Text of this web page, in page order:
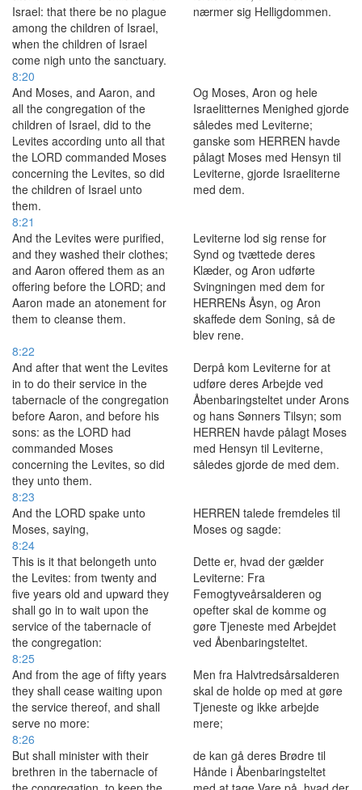
Israel: that there be no plague
among the children of Israel,
when the children of Israel
come nigh unto the sanctuary.
nærmer sig Helligdommen.
8:20
And Moses, and Aaron, and
all the congregation of the
children of Israel, did to the
Levites according unto all that
the LORD commanded Moses
concerning the Levites, so did
the children of Israel unto
them.
Og Moses, Aron og hele
Israelitternes Menighed gjorde
således med Leviterne;
ganske som HERREN havde
pålagt Moses med Hensyn til
Leviterne, gjorde Israeliterne
med dem.
8:21
And the Levites were purified,
and they washed their clothes;
and Aaron offered them as an
offering before the LORD; and
Aaron made an atonement for
them to cleanse them.
Leviterne lod sig rense for
Synd og tvættede deres
Klæder, og Aron udførte
Svingningen med dem for
HERRENs Åsyn, og Aron
skaffede dem Soning, så de
blev rene.
8:22
And after that went the Levites
in to do their service in the
tabernacle of the congregation
before Aaron, and before his
sons: as the LORD had
commanded Moses
concerning the Levites, so did
they unto them.
Derpå kom Leviterne for at
udføre deres Arbejde ved
Åbenbaringsteltet under Arons
og hans Sønners Tilsyn; som
HERREN havde pålagt Moses
med Hensyn til Leviterne,
således gjorde de med dem.
8:23
And the LORD spake unto
Moses, saying,
HERREN talede fremdeles til
Moses og sagde:
8:24
This is it that belongeth unto
the Levites: from twenty and
five years old and upward they
shall go in to wait upon the
service of the tabernacle of
the congregation:
Dette er, hvad der gælder
Leviterne: Fra
Femogtyveårsalderen og
opefter skal de komme og
gøre Tjeneste med Arbejdet
ved Åbenbaringsteltet.
8:25
And from the age of fifty years
they shall cease waiting upon
the service thereof, and shall
serve no more:
Men fra Halvtredsårsalderen
skal de holde op med at gøre
Tjeneste og ikke arbejde
mere;
8:26
But shall minister with their
brethren in the tabernacle of
de kan gå deres Brødre til
Hånde i Åbenbaringsteltet